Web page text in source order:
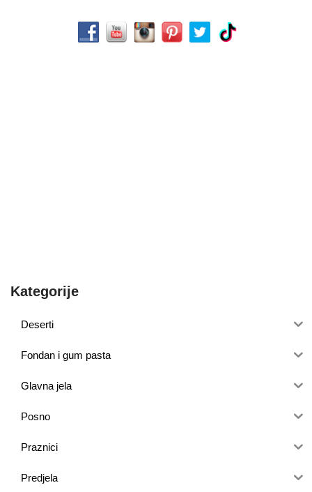
Kategorije
Deserti
Fondan i gum pasta
Glavna jela
Posno
Praznici
Predjela